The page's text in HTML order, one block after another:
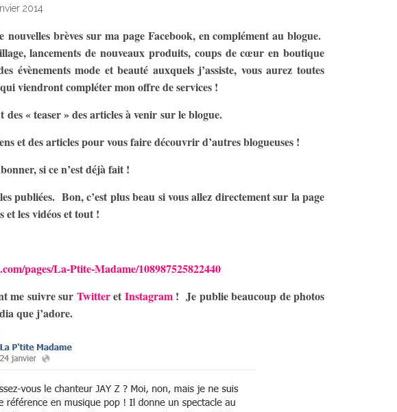
2014
nouvelles brèves sur ma page Facebook, en complément au blogue.
lancements de nouveaux produits, coups de cœur en boutique
évènements mode et beauté auxquels j’assiste, vous aurez toutes
viendront compléter mon offre de services !
des « teaser » des articles à venir sur le blogue.
et des articles pour vous faire découvrir d’autres blogueuses !
si ce n’est déjà fait !
publiées. Bon, c’est plus beau si vous allez directement sur la page
et les vidéos et tout !
pages/La-Ptite-Madame/108987525822440
me suivre sur Twitteret Instagram! Je publie beaucoup de photos
que j’adore.